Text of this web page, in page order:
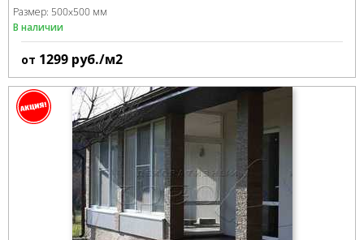
Размер: 500x500 мм
В наличии
от 1299 руб./м2